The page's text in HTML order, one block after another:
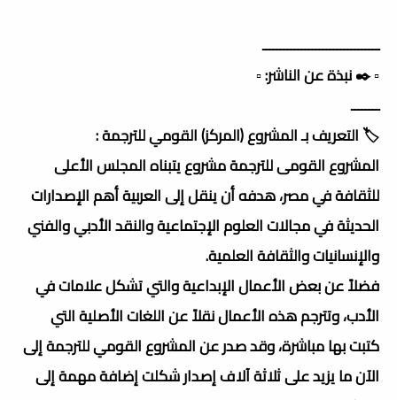
ـــــــــــــــــــــــــــــــــ
▫️ ✒️ نبذة عن الناشر: ▫️
ــــــــ
🏷️ التعريف بـ المشروع (المركز) القومي للترجمة :
المشروع القومى للترجمة مشروع يتبناه المجلس الأعلى
للثقافة في مصر، هدفه أن ينقل إلى العربية أهم الإصدارات
الحديثة في مجالات العلوم الإجتماعية والنقد الأدبي والفني
والإنسانيات والثقافة العلمية.
فضلاً عن بعض الأعمال الإبداعية والتي تشكل علامات في
الأدب، وتترجم هذه الأعمال نقلاً عن اللغات الأصلية التي
كتبت بها مباشرة، وقد صدر عن المشروع القومي للترجمة إلى
الآن ما يزيد على ثلاثة آلاف إصدار شكلت إضافة مهمة إلى